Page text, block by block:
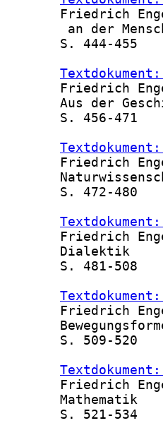
Friedrich
an der
       S. 444-455
Friedrich
Aus der
       S. 456-471
Friedrich
       S. 472-480
Friedrich
       Dialektik
       S. 481-508
Friedrich
       S. 509-520
Friedrich
       Mathematik
       S. 521-534